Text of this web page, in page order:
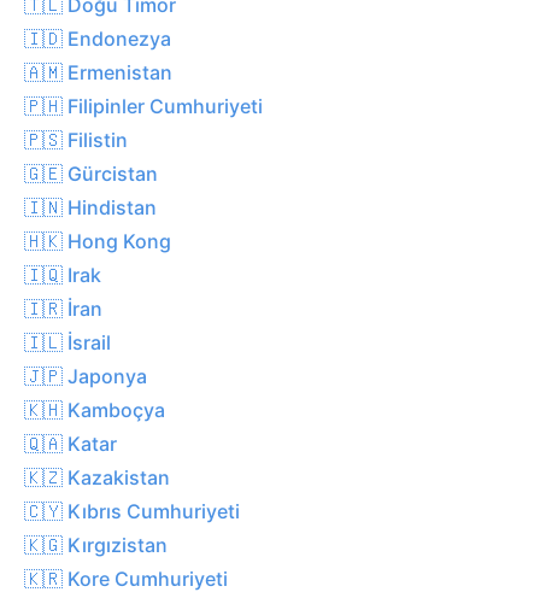
🇮🇩 Endonezya
🇦🇲 Ermenistan
🇵🇭 Filipinler Cumhuriyeti
🇵🇸 Filistin
🇬🇪 Gürcistan
🇮🇳 Hindistan
🇭🇰 Hong Kong
🇮🇶 Irak
🇮🇷 İran
🇮🇱 İsrail
🇯🇵 Japonya
🇰🇭 Kamboçya
🇶🇦 Katar
🇰🇿 Kazakistan
🇨🇾 Kıbrıs Cumhuriyeti
🇰🇬 Kırgızistan
🇰🇷 Kore Cumhuriyeti